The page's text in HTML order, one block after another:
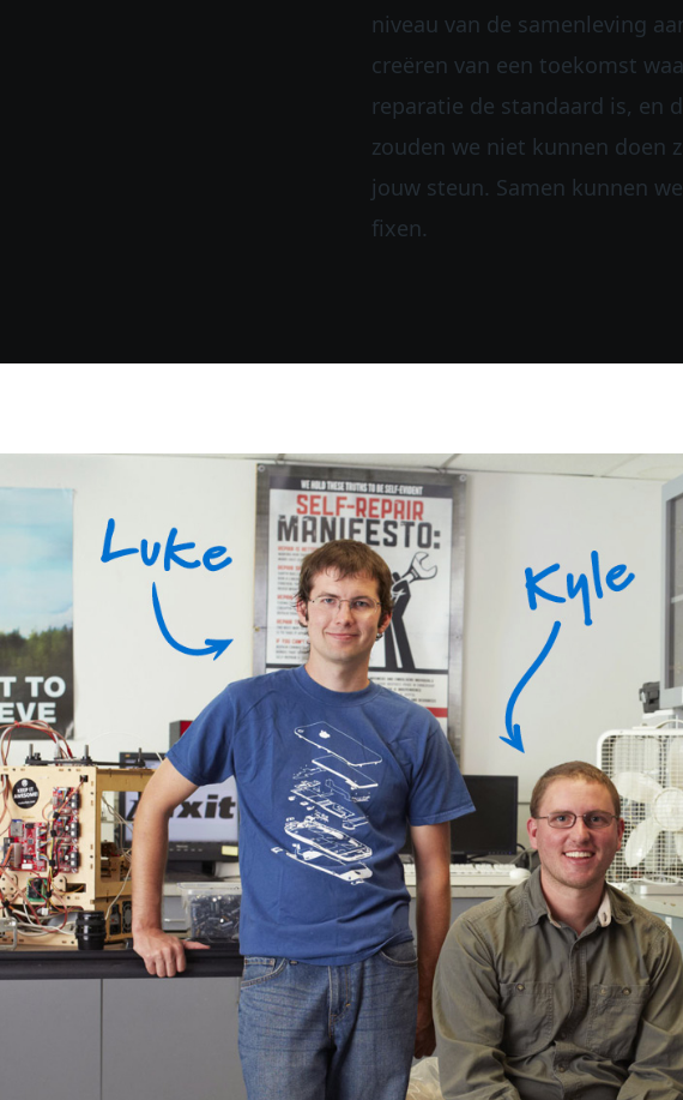
niveau van de samenleving
creëren van een toekomst
reparatie de standaard is, en
zouden we niet kunnen doen
jouw steun. Samen kunnen
fixen.